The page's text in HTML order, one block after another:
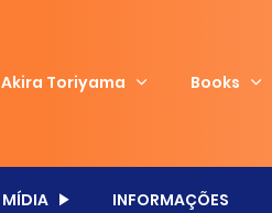
Akira Toriyama Books
MÍDIA INFORMAÇÕES